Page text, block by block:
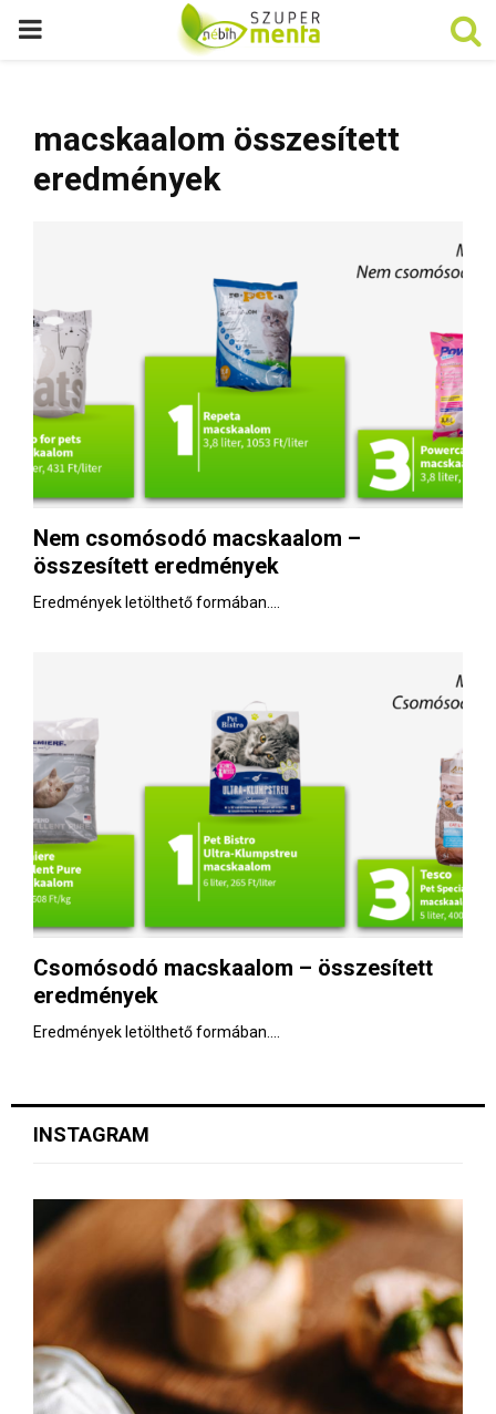
P
R
Y
M
E
N
macskaalom összesített
eredmények
Nem csomósodó macskaalom –
összesített eredmények
Eredmények letölthető formában....
Csomósodó macskaalom – összesített
eredmények
Eredmények letölthető formában....
INSTAGRAM